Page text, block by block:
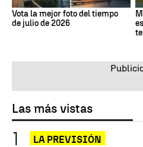
Vota la mejor foto del tiempo
de julio de 2026
Las más vistas
LA PREVISIÓN